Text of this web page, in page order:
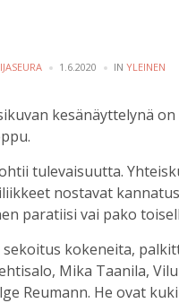
1.6.2020 IN POSTED
YLEINEN
kesänäyttelynä
tulevaisuutta.
nostavat
paratiisi vai pako
kokeneita,
Mika Taanila,
Reumann. He ovat